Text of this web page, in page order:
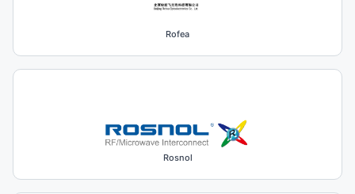
Rofea
Rosnol